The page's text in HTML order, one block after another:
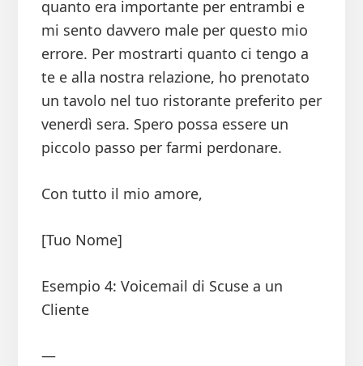
quanto era importante per entrambi e
mi sento davvero male per questo mio
errore. Per mostrarti quanto ci tengo a
te e alla nostra relazione, ho prenotato
un tavolo nel tuo ristorante preferito per
venerdì sera. Spero possa essere un
piccolo passo per farmi perdonare.
Con tutto il mio amore,
[Tuo Nome]
Esempio 4: Voicemail di Scuse a un
Cliente
—